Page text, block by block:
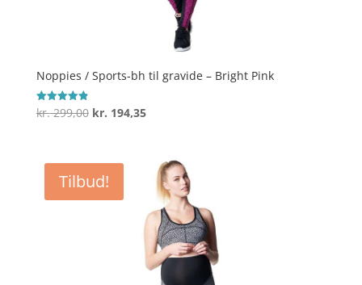
Noppies / Sports-bh til gravide – Bright Pink
Vurderet
4.9
kr.299,00 Den
var:
kr. 299,00.
kr. 194,35Den
er:
kr. 194,35.
Tilbud!